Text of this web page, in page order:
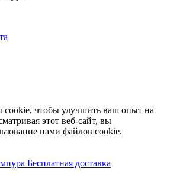
чтобы улучшить ваш опыт на
этот веб-сайт, вы
нами файлов cookie.
Бесплатная доставка